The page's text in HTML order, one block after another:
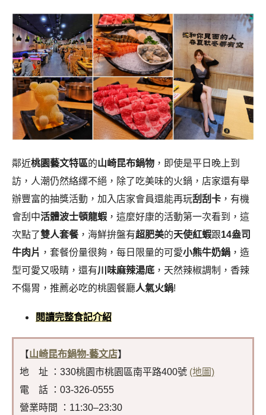
鄰近桃園藝文特區的 山崎昆布鍋物 ，即使是平日晚上到
訪，人潮仍然絡繹不絕，除了吃美味的火鍋，店家還有舉
辦豐富的抽獎活動，加入店家會員還能再玩刮刮卡 ，有機
會刮中活體波士頓龍蝦 ，這麼好康的活動第一次看到，這
次點了雙人套餐，海鮮拚盤有超肥美的天使紅蝦跟14盎司
牛肉片 ，套餐份量很夠，每日限量的可愛小熊牛奶鍋 ，造
型可愛又吸睛，還有川味麻辣湯底 ，天然辣椒調制，香辣
不傷胃，推薦必吃的桃園餐廳人氣火鍋!
閱讀完整食記介紹
【山崎昆布鍋物-藝文店】
地 址 ：330桃園市桃園區南平路400號 (地圖)
電 話 ：03-326-0555
營業時間 ：11:30–23:30